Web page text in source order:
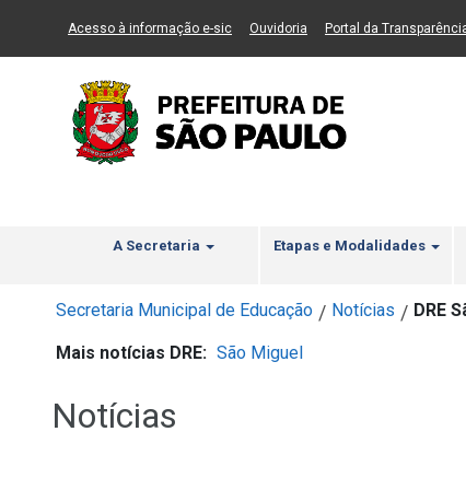
Ir ao Conteúdo Ir para menu principal 2 Ir para busca
Acesso à informação e-sic(Link para um novo sítio)
Ouvidoria (Link para um novo sítio)
Portal da
A Secretaria Etapas e Modalidades
Secretaria Municipal de Educação / Notícias / DRE
Mais notícias DRE: São Miguel
Notícias